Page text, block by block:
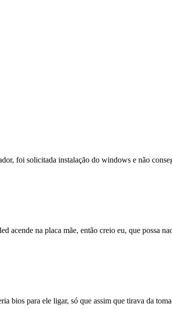
foi solicitada instalação do windows e não
acende na placa mãe, então creio eu, que possa
bios para ele ligar, só que assim que tirava da